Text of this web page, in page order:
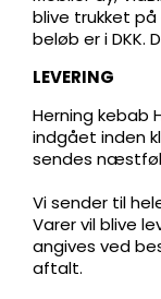
blive trukket på
beløb er i DKK.
LEVERING
Herning
indgået inden
sendes
Vi sender til
Varer vil blive
angives ved
aftalt.